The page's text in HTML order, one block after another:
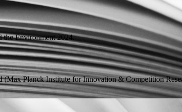
the Environment2024.
(Max Planck Institute for Innovation & Competition